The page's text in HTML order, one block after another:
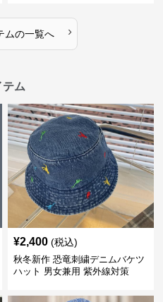
ムの一覧へ ›
ム
¥2,400 (税込)
秋冬新作 恐竜刺繍デニムバケツ
ハット 男女兼用 紫外線対策